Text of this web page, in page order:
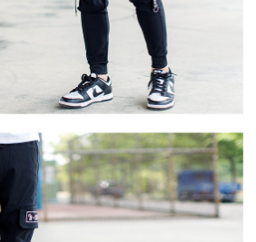
欲退款等相關疑問，請聯繫「AFTEE先享後付
support/home
公司提供之「AFTEE先享後付」服務完成之交
提供個人資料，並將交易相關給付款項請求債
司。
得法定代理人或監護人之同意方可使用
同意申辦者引起之損失，本公司不負相關責
時，將依據個別帳號之用戶狀況，依本公司即
；若仍有額度不足之情形，本公司將視審查結果
含以上)免運費
含以上)免運費